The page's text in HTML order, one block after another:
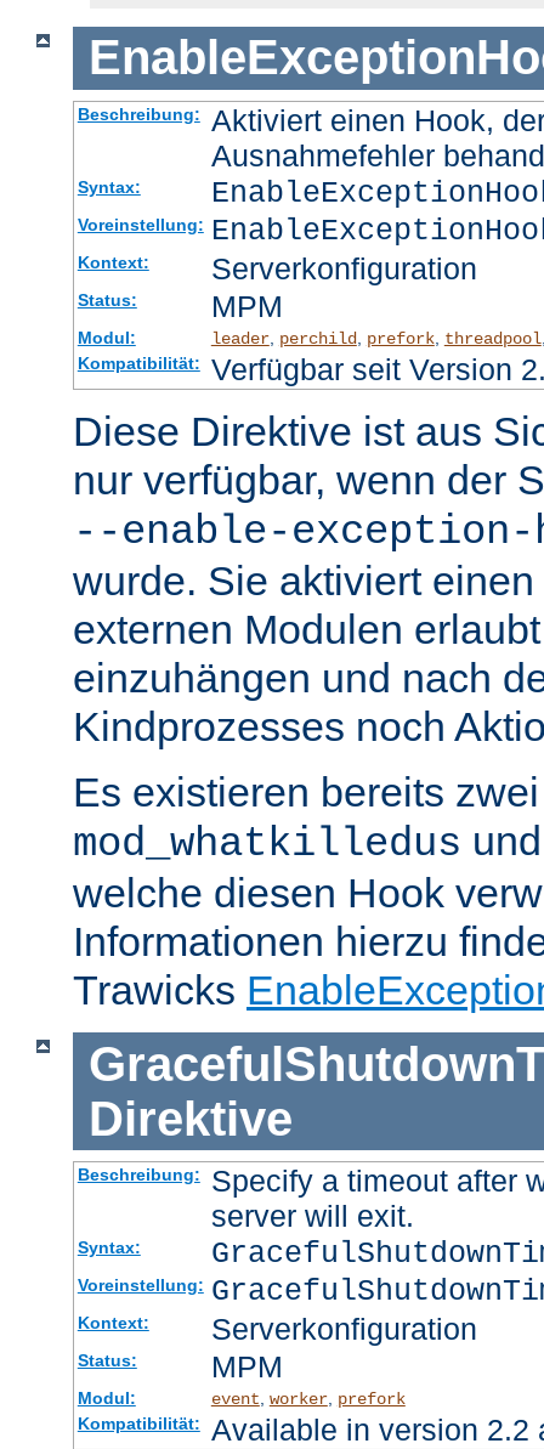
Beschreibung:
Aktiviert einen Hook,
Ausnahmefehler
Syntax:
Voreinstellung:
Kontext: Serverkonfiguration
Status: MPM
Modul: leader, perchild, prefork, threadpool
Kompatibilität:
Verfügbar seit Version
Diese Direktive ist aus
nur verfügbar, wenn der
--enable-exception-
wurde. Sie aktiviert
externen Modulen
einzuhängen und nach
Kindprozesses noch
Es existieren bereits
mod_whatkilledus
welche diesen Hook
Informationen hierzu
Trawicks
Direktive
Beschreibung:
Specify a timeout after
server will exit.
Syntax:
Voreinstellung:
Kontext: Serverkonfiguration
Status: MPM
Modul: event, worker, prefork
Kompatibilität:
Available in version 2.2